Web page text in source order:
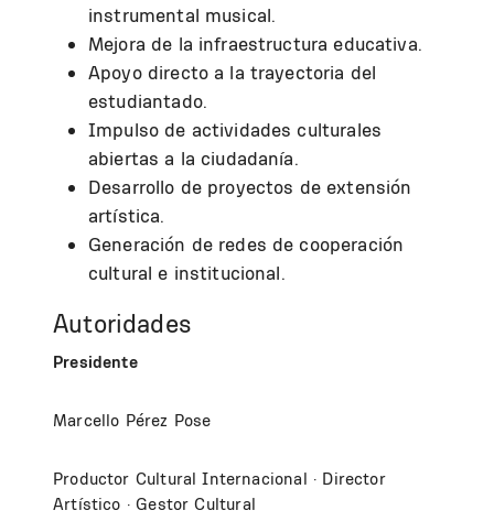
instrumental musical.
Mejora de la infraestructura educativa.
Apoyo directo a la trayectoria del
estudiantado.
Impulso de actividades culturales
abiertas a la ciudadanía.
Desarrollo de proyectos de extensión
artística.
Generación de redes de cooperación
cultural e institucional.
Autoridades
Presidente
Marcello Pérez Pose
Productor Cultural Internacional · Director
Artístico · Gestor Cultural